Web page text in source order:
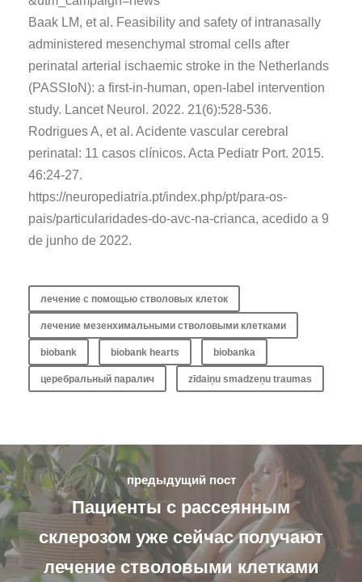
Baak LM, et al. Feasibility and safety of intranasally
administered mesenchymal stromal cells after
perinatal arterial ischaemic stroke in the Netherlands
(PASSIoN): a first-in-human, open-label intervention
study. Lancet Neurol. 2022. 21(6):528-536.
Rodrigues A, et al. Acidente vascular cerebral
perinatal: 11 casos clínicos. Acta Pediatr Port. 2015.
46:24-27.
https://neuropediatria.pt/index.php/pt/para-os-
pais/particularidades-do-avc-na-crianca, acedido a 9
de junho de 2022.
лечение с помощью стволовых клеток
лечение мезенхимальными стволовыми клетками
biobank biobank hearts biobanka
церебральный паралич zīdaiņu smadzeņu traumas
предыдущий пост
Пациенты с рассеянным
склерозом уже сейчас получают
лечение стволовыми клетками